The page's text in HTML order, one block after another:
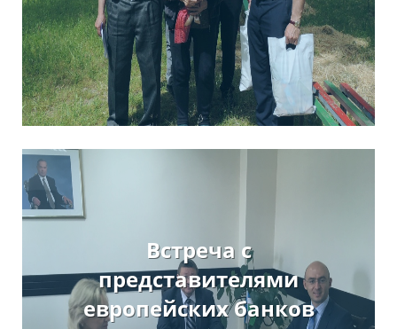
Встреча с
представителями
европейских банков